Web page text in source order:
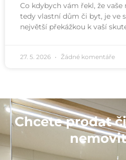
Co kdybych vám řekl, že
tedy vlastní dům či byt, je ve
největší překážkou k vaší
27. 5. 2026 Žádné komentáře
Chcete prodat